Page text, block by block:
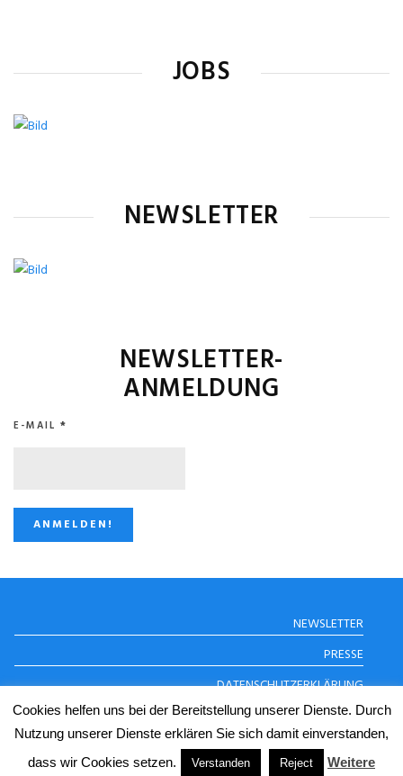
JOBS
NEWSLETTER
NEWSLETTER-
ANMELDUNG
E-MAIL *
STUGGI.TV AUF
INSTAGRAM
NEWSLETTER
PRESSE
DATENSCHUTZERKLÄRUNG
IMPRESSUM
© Copyright 2024 STUGGI.TV
Cookies helfen uns bei der Bereitstellung unserer Dienste. Durch
Nutzung unserer Dienste erklären Sie sich damit einverstanden,
dass wir Cookies setzen.
Verstanden Reject Weitere